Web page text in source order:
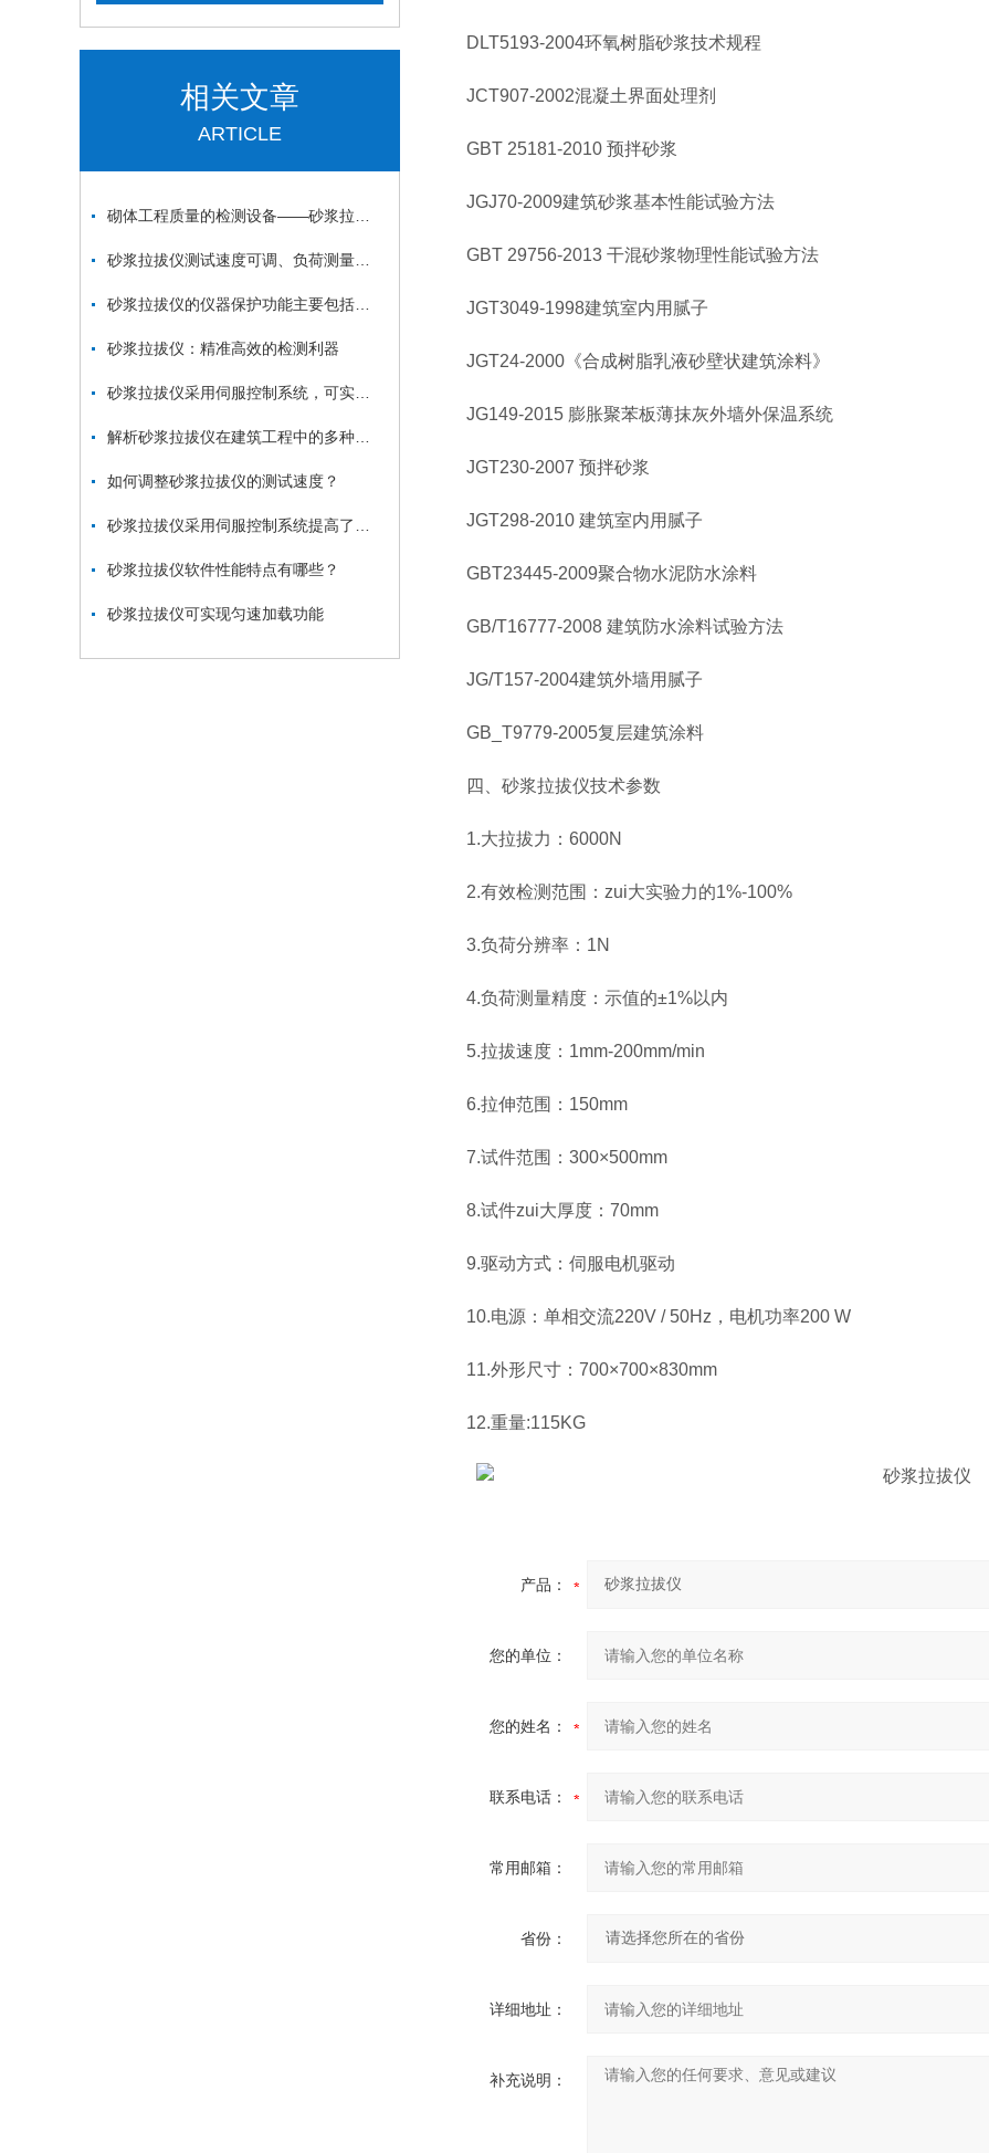
相关文章
ARTICLE
砂浆拉拔仪：精准高效的检测利器
如何调整砂浆拉拔仪的测试速度？
砂浆拉拔仪软件性能特点有哪些？
砂浆拉拔仪可实现匀速加载功能
DLT5193-2004环氧树脂砂浆技术规程
JCT907-2002混凝土界面处理剂
GBT 25181-2010 预拌砂浆
JGJ70-2009建筑砂浆基本性能试验方法
GBT 29756-2013 干混砂浆物理性能试验方法
JGT3049-1998建筑室内用腻子
JGT24-2000《合成树脂乳液砂壁状建筑涂料》
JG149-2015 膨胀聚苯板薄抹灰外墙外保温系统
JGT230-2007 预拌砂浆
JGT298-2010 建筑室内用腻子
GBT23445-2009聚合物水泥防水涂料
GB/T16777-2008 建筑防水涂料试验方法
JG/T157-2004建筑外墙用腻子
GB_T9779-2005复层建筑涂料
四、砂浆拉拔仪技术参数
1.大拉拔力：6000N
2.有效检测范围：zui大实验力的1%-100%
3.负荷分辨率：1N
4.负荷测量精度：示值的±1%以内
5.拉拔速度：1mm-200mm/min
6.拉伸范围：150mm
7.试件范围：300×500mm
8.试件zui大厚度：70mm
9.驱动方式：伺服电机驱动
10.电源：单相交流220V / 50Hz，电机功率200 W
11.外形尺寸：700×700×830mm
12.重量:115KG
产品：
您的单位：
您的姓名：
联系电话：
常用邮箱：
省份：
详细地址：
补充说明：